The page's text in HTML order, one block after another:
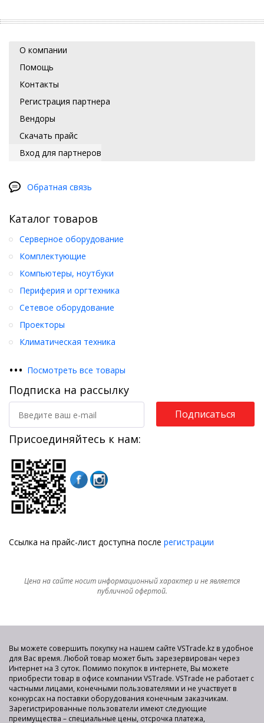
О компании
Помощь
Контакты
Регистрация партнера
Вендоры
Скачать прайс
Вход для партнеров
Обратная связь
Каталог товаров
Серверное оборудование
Комплектующие
Компьютеры, ноутбуки
Периферия и оргтехника
Сетевое оборудование
Проекторы
Климатическая техника
••• Посмотреть все товары
Подписка на рассылку
Подписаться
Присоединяйтесь к нам:
Ссылка на прайс-лист доступна после регистрации
Цена на сайте носит информационный характер и не является
публичной офертой.
Вы можете совершить покупку на нашем сайте VSTrade.kz в удобное
для Вас время. Любой товар может быть зарезервирован через
Интернет на 3 суток. Помимо покупок в интернете, Вы можете
приобрести товар в офисе компании VSTrade. VSTrade не работает с
частными лицами, конечными пользователями и не участвует в
конкурсах на поставки оборудования конечным заказчикам.
Зарегистрированные пользователи имеют следующие
преимущества – специальные цены, отсрочка платежа,